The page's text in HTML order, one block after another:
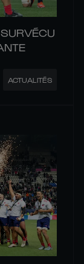
ACTUALITÉS